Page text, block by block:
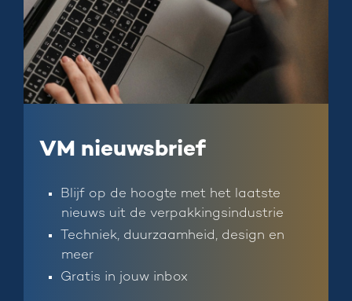
VM nieuwsbrief
Blijf op de hoogte met het laatste
nieuws uit de verpakkingsindustrie
Techniek, duurzaamheid, design en
meer
Gratis in jouw inbox